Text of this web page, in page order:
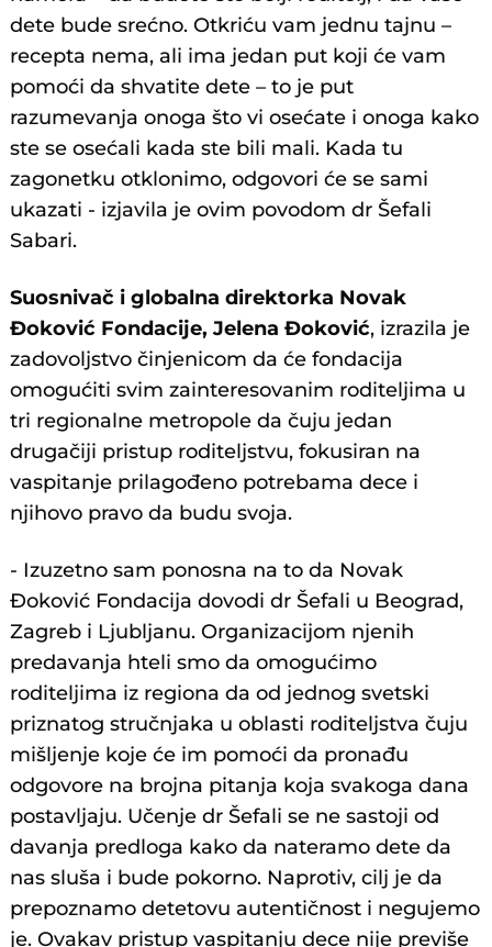
dete bude srećno. Otkriću vam jednu tajnu –
recepta nema, ali ima jedan put koji će vam
pomoći da shvatite dete – to je put
razumevanja onoga što vi osećate i onoga kako
ste se osećali kada ste bili mali. Kada tu
zagonetku otklonimo, odgovori će se sami
ukazati - izjavila je ovim povodom dr Šefali
Sabari.
Suosnivač i globalna direktorka Novak
Đoković Fondacije, Jelena Đoković, izrazila je
zadovoljstvo činjenicom da će fondacija
omogućiti svim zainteresovanim roditeljima u
tri regionalne metropole da čuju jedan
drugačiji pristup roditeljstvu, fokusiran na
vaspitanje prilagođeno potrebama dece i
njihovo pravo da budu svoja.
- Izuzetno sam ponosna na to da Novak
Đoković Fondacija dovodi dr Šefali u Beograd,
Zagreb i Ljubljanu. Organizacijom njenih
predavanja hteli smo da omogućimo
roditeljima iz regiona da od jednog svetski
priznatog stručnjaka u oblasti roditeljstva čuju
mišljenje koje će im pomoći da pronađu
odgovore na brojna pitanja koja svakoga dana
postavljaju. Učenje dr Šefali se ne sastoji od
davanja predloga kako da nateramo dete da
nas sluša i bude pokorno. Naprotiv, cilj je da
prepoznamo detetovu autentičnost i negujemo
je. Ovakav pristup vaspitanju dece nije previše